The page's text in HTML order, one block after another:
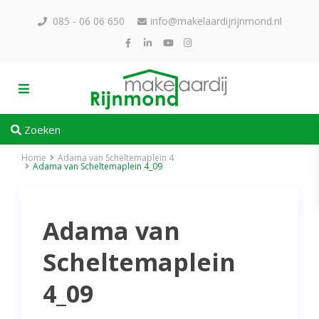
085 - 06 06 650 info@makelaardijrijnmond.nl
Zoeken
Home Adama van Scheltemaplein 4
Adama van Scheltemaplein 4_09
Adama van
Scheltemaplein
4_09